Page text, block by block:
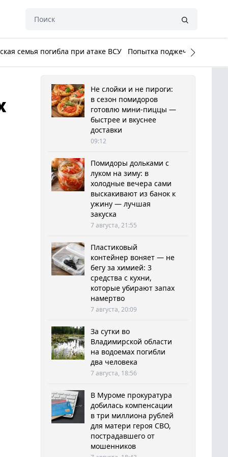
семья погибла при атаке ВСУ Попытка поджечь Белый
Не слойки и не пироги:
в сезон помидоров
готовлю мини-пиццы —
быстрее и вкуснее
доставки
09:12
Помидоры дольками с
луком на зиму: в
холодные вечера сами
выскакивают из банок к
ужину — лучшая
закуска
7 августа, 21:55
Пластиковый
контейнер воняет — не
бегу за химией: 3
средства с кухни,
которые убирают запах
намертво
7 августа, 20:09
За сутки во
Владимирской области
на водоемах погибли
два человека
7 августа, 18:56
В Муроме прокуратура
добилась компенсации
в три миллиона рублей
для матери героя СВО,
пострадавшего от
мошенников